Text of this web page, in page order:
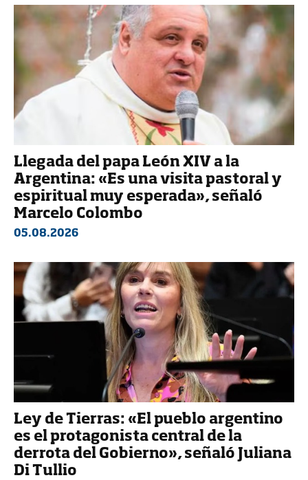
Llegada del papa León XIV a la
Argentina: «Es una visita pastoral y
espiritual muy esperada», señaló
Marcelo Colombo
05.08.2026
Ley de Tierras: «El pueblo argentino
es el protagonista central de la
derrota del Gobierno», señaló Juliana
Di Tullio